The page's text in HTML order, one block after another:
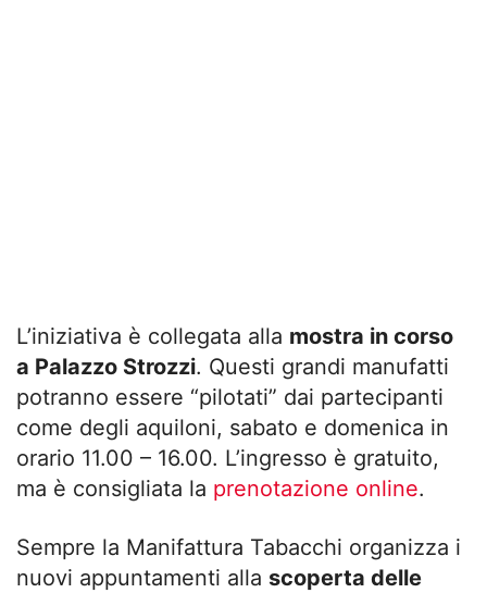
L’iniziativa è collegata alla mostra in corso
a Palazzo Strozzi. Questi grandi manufatti
potranno essere “pilotati” dai partecipanti
come degli aquiloni, sabato e domenica in
orario 11.00 – 16.00. L’ingresso è gratuito,
ma è consigliata la prenotazione online.
Sempre la Manifattura Tabacchi organizza i
nuovi appuntamenti alla scoperta delle